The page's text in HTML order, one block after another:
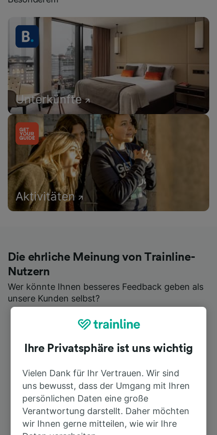
Unterkünfte
Aktivitäten
Die ehrliche Meinung von Trainline-
Nutzern
Wer könnte Ihnen besseres Feedback geben als
unsere Kunden selbst?
Ihre Privatsphäre ist uns wichtig
Vielen Dank für Ihr Vertrauen. Wir sind
uns bewusst, dass der Umgang mit Ihren
persönlichen Daten eine große
Verantwortung darstellt. Daher möchten
wir Ihnen gerne mitteilen, wie wir Ihre